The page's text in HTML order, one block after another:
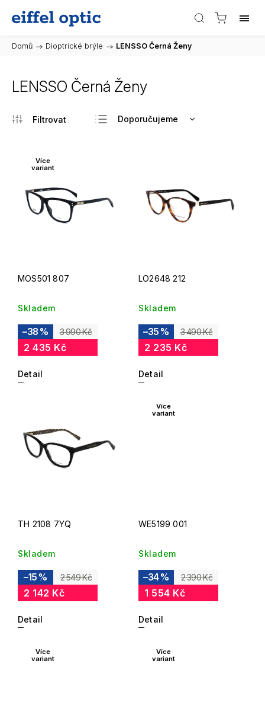
Domů / Dioptrické brýle / LENSSO Černá Ženy
LENSSO Černá Ženy
Doporučujeme
Abecedně
Více
variant
MOS501 807
Skladem
3 990 Kč
–38 %
2 435 Kč
Detail
LO2648 212
Skladem
3 490 Kč
–35 %
2 235 Kč
Detail
TH 2108 7YQ
Skladem
2 549 Kč
–15 %
2 142 Kč
Detail
Více
variant
WE5199 001
Skladem
2 390 Kč
–34 %
1 554 Kč
Detail
Více
variant
Více
variant